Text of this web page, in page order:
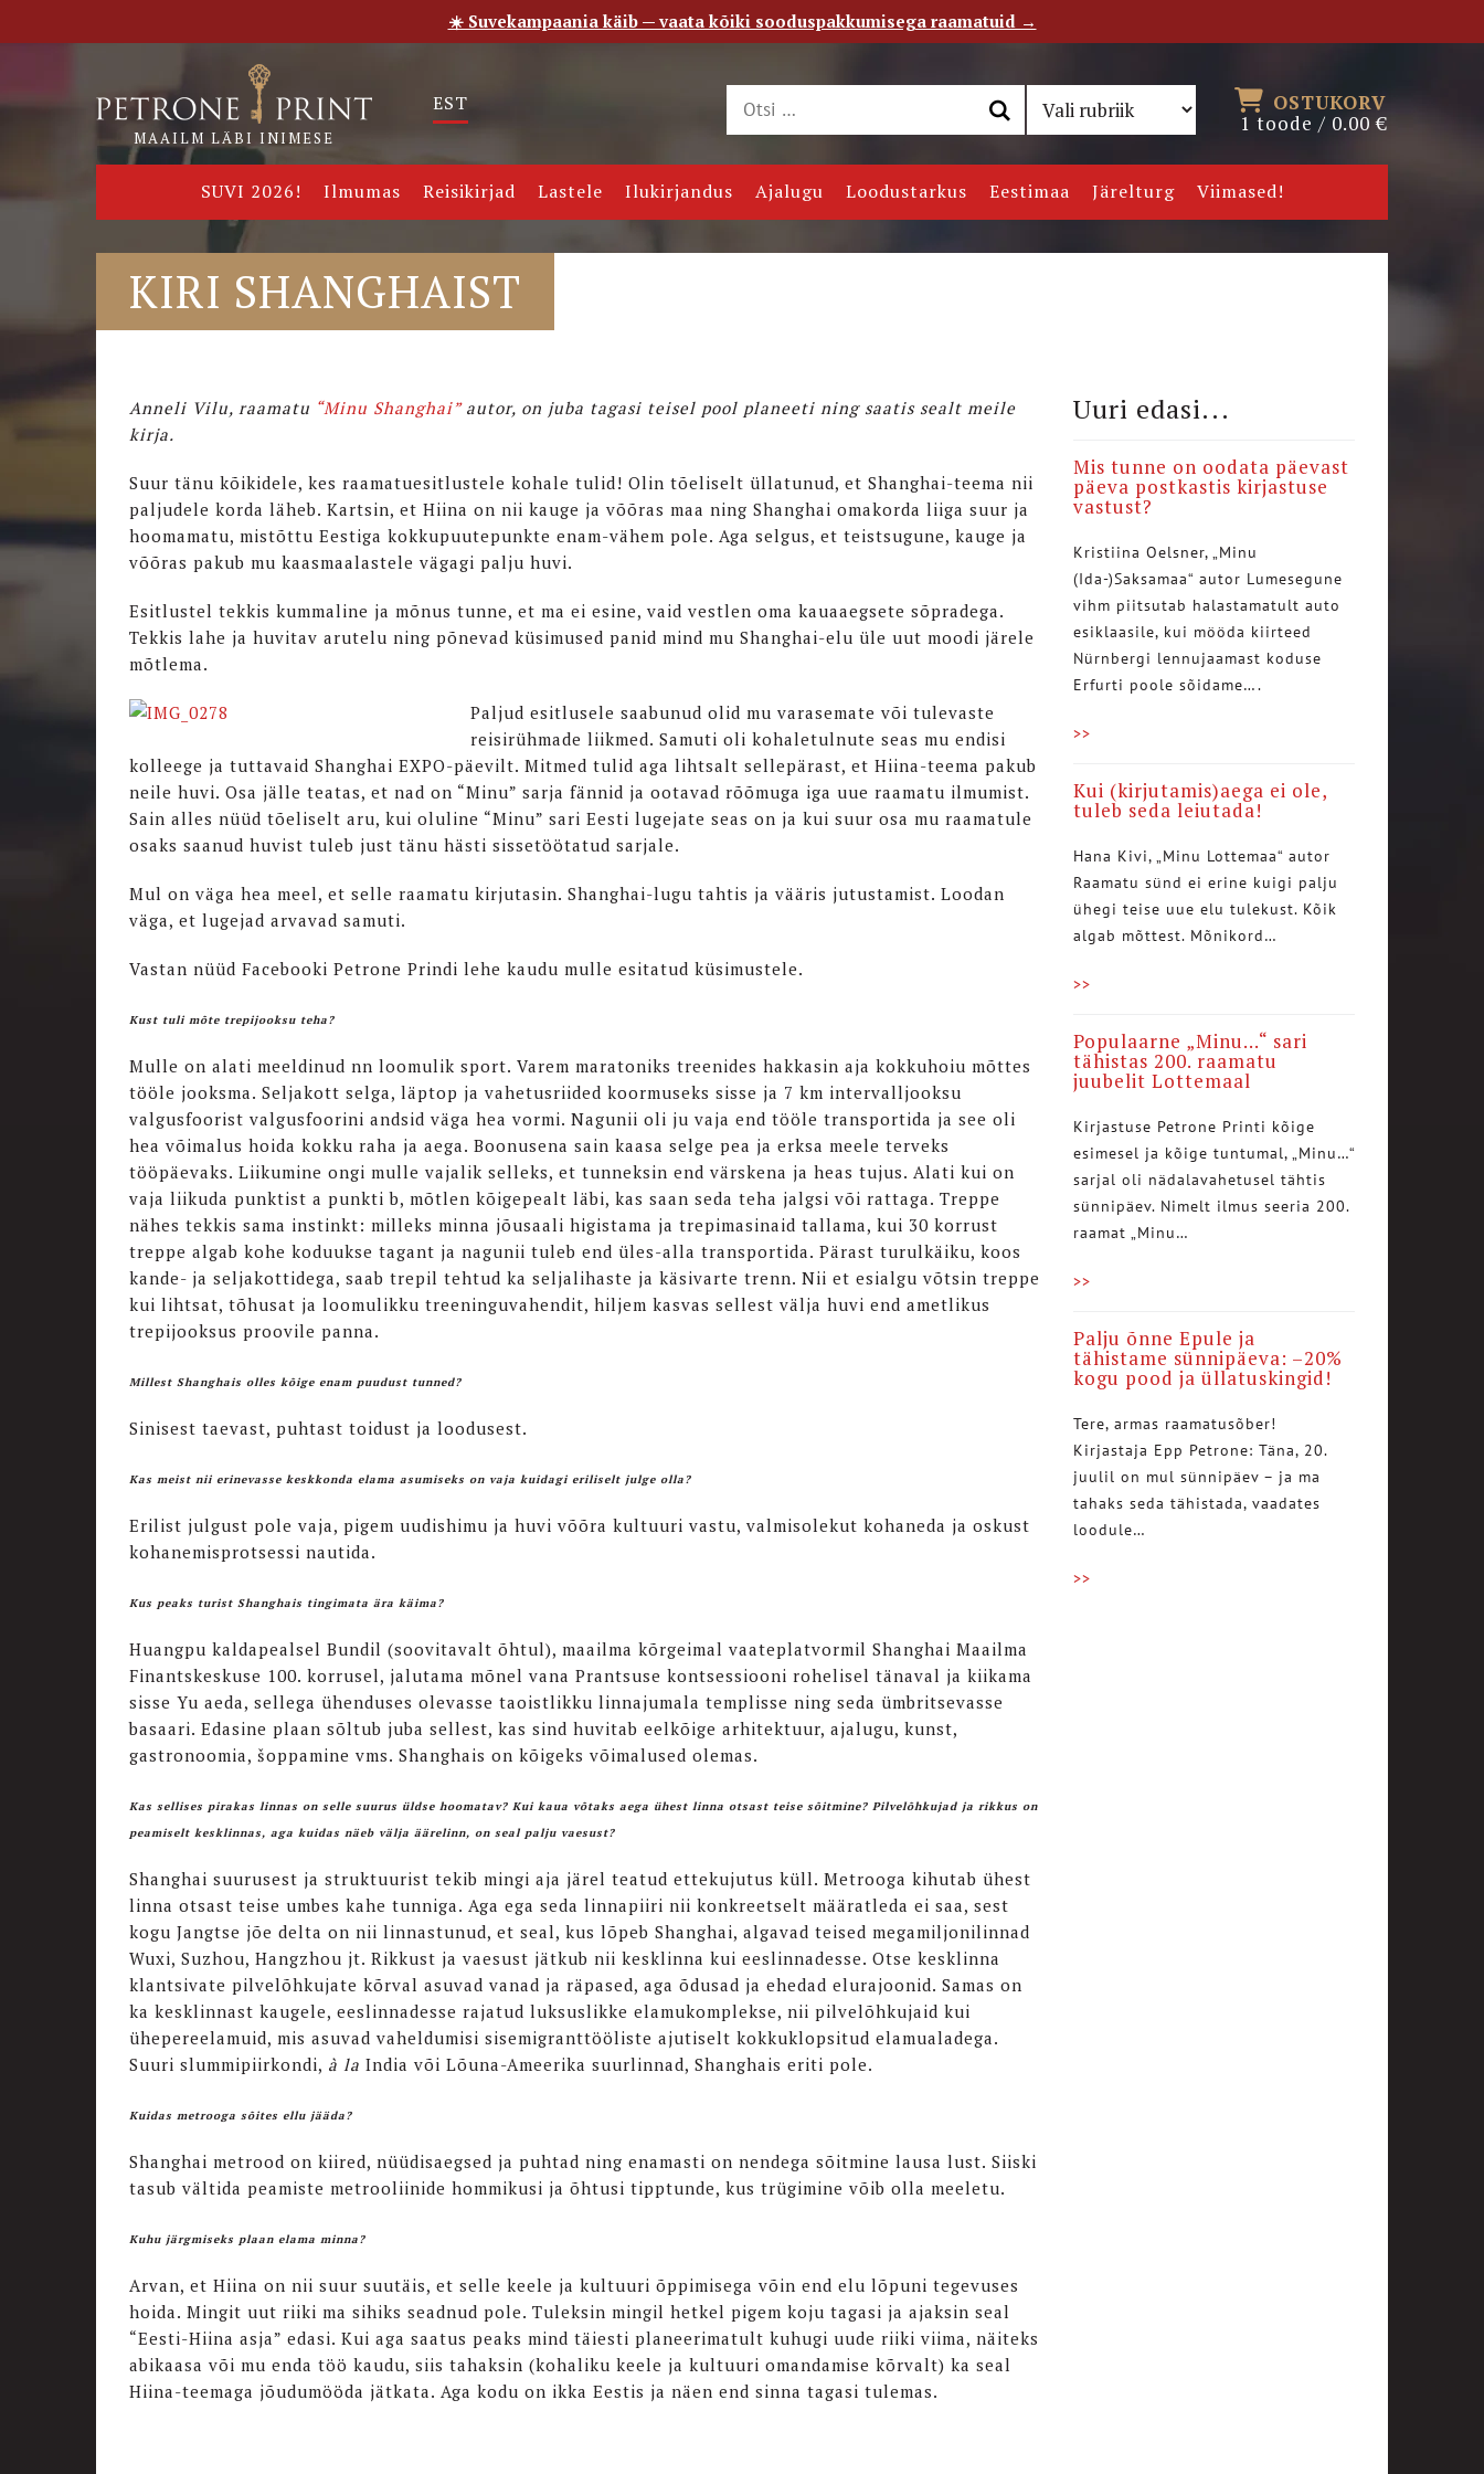
Meie saade Kontakt
MAAILM LÄBI INIMESE
EST
OSTUKORV
1 toode / 0.00€
SUVI 2026! Ilmumas Reisikirjad Lastele Ilukirjandus Ajalugu Loodustarkus Eestimaa Järelturg Viimased!
KIRI SHANGHAIST
Anneli Vilu, raamatu “Minu Shanghai” autor, on juba tagasi teisel pool planeeti ning saatis sealt meile
kirja.
Suur tänu kõikidele, kes raamatuesitlustele kohale tulid! Olin tõeliselt üllatunud, et Shanghai-teema nii
paljudele korda läheb. Kartsin, et Hiina on nii kauge ja võõras maa ning Shanghai omakorda liiga suur ja
hoomamatu, mistõttu Eestiga kokkupuutepunkte enam-vähem pole. Aga selgus, et teistsugune, kauge ja
võõras pakub mu kaasmaalastele vägagi palju huvi.
Esitlustel tekkis kummaline ja mõnus tunne, et ma ei esine, vaid vestlen oma kauaaegsete sõpradega.
Tekkis lahe ja huvitav arutelu ning põnevad küsimused panid mind mu Shanghai-elu üle uut moodi järele
mõtlema.
Paljud esitlusele saabunud olid mu varasemate või tulevaste
reisirühmade liikmed. Samuti oli kohaletulnute seas mu endisi
kolleege ja tuttavaid Shanghai EXPO-päevilt. Mitmed tulid aga lihtsalt sellepärast, et Hiina-teema pakub
neile huvi. Osa jälle teatas, et nad on “Minu” sarja fännid ja ootavad rõõmuga iga uue raamatu ilmumist.
Sain alles nüüd tõeliselt aru, kui oluline “Minu” sari Eesti lugejate seas on ja kui suur osa mu raamatule
osaks saanud huvist tuleb just tänu hästi sissetöötatud sarjale.
Mul on väga hea meel, et selle raamatu kirjutasin. Shanghai-lugu tahtis ja vääris jutustamist. Loodan
väga, et lugejad arvavad samuti.
Vastan nüüd Facebooki Petrone Prindi lehe kaudu mulle esitatud küsimustele.
Kust tuli mõte trepijooksu teha?
Mulle on alati meeldinud nn loomulik sport. Varem maratoniks treenides hakkasin aja kokkuhoiu mõttes
tööle jooksma. Seljakott selga, läptop ja vahetusriided koormuseks sisse ja 7 km intervalljooksu
valgusfoorist valgusfoorini andsid väga hea vormi. Nagunii oli ju vaja end tööle transportida ja see oli
hea võimalus hoida kokku raha ja aega. Boonusena sain kaasa selge pea ja erksa meele terveks
tööpäevaks. Liikumine ongi mulle vajalik selleks, et tunneksin end värskena ja heas tujus. Alati kui on
vaja liikuda punktist a punkti b, mõtlen kõigepealt läbi, kas saan seda teha jalgsi või rattaga. Treppe
nähes tekkis sama instinkt: milleks minna jõusaali higistama ja trepimasinaid tallama, kui 30 korrust
treppe algab kohe koduukse tagant ja nagunii tuleb end üles-alla transportida. Pärast turulkäiku, koos
kande- ja seljakottidega, saab trepil tehtud ka seljalihaste ja käsivarte trenn. Nii et esialgu võtsin treppe
kui lihtsat, tõhusat ja loomulikku treeninguvahendit, hiljem kasvas sellest välja huvi end ametlikus
trepijooksus proovile panna.
Millest Shanghais olles kõige enam puudust tunned?
Sinisest taevast, puhtast toidust ja loodusest.
Kas meist nii erinevasse keskkonda elama asumiseks on vaja kuidagi eriliselt julge olla?
Erilist julgust pole vaja, pigem uudishimu ja huvi võõra kultuuri vastu, valmisolekut kohaneda ja oskust
kohanemisprotsessi nautida.
Kus peaks turist Shanghais tingimata ära käima?
Huangpu kaldapealsel Bundil (soovitavalt õhtul), maailma kõrgeimal vaateplatvormil Shanghai Maailma
Finantskeskuse 100. korrusel, jalutama mõnel vana Prantsuse kontsessiooni rohelisel tänaval ja kiikama
sisse Yu aeda, sellega ühenduses olevasse taoistlikku linnajumala templisse ning seda ümbritsevasse
basaari. Edasine plaan sõltub juba sellest, kas sind huvitab eelkõige arhitektuur, ajalugu, kunst,
gastronoomia, šoppamine vms. Shanghais on kõigeks võimalused olemas.
Kas sellises pirakas linnas on selle suurus üldse hoomatav? Kui kaua võtaks aega ühest linna otsast teise sõitmine? Pilvelõhkujad ja rikkus on
peamiselt kesklinnas, aga kuidas näeb välja äärelinn, on seal palju vaesust?
Shanghai suurusest ja struktuurist tekib mingi aja järel teatud ettekujutus küll. Metrooga kihutab ühest
linna otsast teise umbes kahe tunniga. Aga ega seda linnapiiri nii konkreetselt määratleda ei saa, sest
kogu Jangtse jõe delta on nii linnastunud, et seal, kus lõpeb Shanghai, algavad teised megamiljonilinnad
Wuxi, Suzhou, Hangzhou jt. Rikkust ja vaesust jätkub nii kesklinna kui eeslinnadesse. Otse kesklinna
klantsivate pilvelõhkujate kõrval asuvad vanad ja räpased, aga õdusad ja ehedad elurajoonid. Samas on
ka kesklinnast kaugele, eeslinnadesse rajatud luksuslikke elamukomplekse, nii pilvelõhkujaid kui
ühepereelamuid, mis asuvad vaheldumisi sisemigranttööliste ajutiselt kokkuklopsitud elamualadega.
Suuri slummipiirkondi, à la India või Lõuna-Ameerika suurlinnad, Shanghais eriti pole.
Kuidas metrooga sõites ellu jääda?
Shanghai metrood on kiired, nüüdisaegsed ja puhtad ning enamasti on nendega sõitmine lausa lust. Siiski
tasub vältida peamiste metrooliinide hommikusi ja õhtusi tipptunde, kus trügimine võib olla meeletu.
Kuhu järgmiseks plaan elama minna?
Arvan, et Hiina on nii suur suutäis, et selle keele ja kultuuri õppimisega võin end elu lõpuni tegevuses
hoida. Mingit uut riiki ma sihiks seadnud pole. Tuleksin mingil hetkel pigem koju tagasi ja ajaksin seal
“Eesti-Hiina asja” edasi. Kui aga saatus peaks mind täiesti planeerimatult kuhugi uude riiki viima, näiteks
abikaasa või mu enda töö kaudu, siis tahaksin (kohaliku keele ja kultuuri omandamise kõrvalt) ka seal
Hiina-teemaga jõudumööda jätkata. Aga kodu on ikka Eestis ja näen end sinna tagasi tulemas.
Uuri edasi...
Mis tunne on oodata päevast
päeva postkastis kirjastuse
vastust?
Kristiina Oelsner, „Minu
(Ida-)Saksamaa“ autor Lumesegune
vihm piitsutab halastamatult auto
esiklaasile, kui mööda kiirteed
Nürnbergi lennujaamast koduse
Erfurti poole sõidame….
>>
Kui (kirjutamis)aega ei ole,
tuleb seda leiutada!
Hana Kivi, „Minu Lottemaa“ autor
Raamatu sünd ei erine kuigi palju
ühegi teise uue elu tulekust. Kõik
algab mõttest. Mõnikord…
>>
Populaarne „Minu…“ sari
tähistas 200. raamatu
juubelit Lottemaal
Kirjastuse Petrone Printi kõige
esimesel ja kõige tuntumal, „Minu…“
sarjal oli nädalavahetusel tähtis
sünnipäev. Nimelt ilmus seeria 200.
raamat „Minu…
>>
Palju õnne Epule ja
tähistame sünnipäeva: –20%
kogu pood ja üllatuskingid!
Tere, armas raamatusõber!
Kirjastaja Epp Petrone: Täna, 20.
juulil on mul sünnipäev – ja ma
tahaks seda tähistada, vaadates
loodule…
>>
☀️ Suvekampaania käib — vaata kõiki sooduspakkumisega raamatuid →